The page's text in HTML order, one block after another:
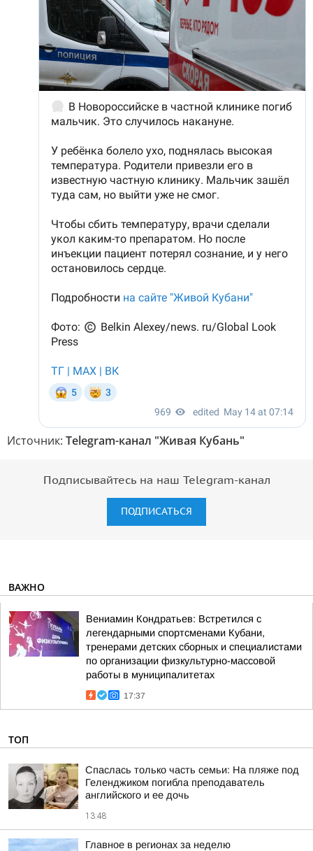
Источник: Telegram-канал "Живая Кубань"
Подписывайтесь на наш Telegram-канал
ПОДПИСАТЬСЯ
ВАЖНО
Вениамин Кондратьев: Встретился с
легендарными спортсменами Кубани,
тренерами детских сборных и специалистами
по организации физкультурно-массовой
работы в муниципалитетах
17:37
ТОП
Спаслась только часть семьи: На пляже под
Геленджиком погибла преподаватель
английского и ее дочь
13:48
Главное в регионах за неделю